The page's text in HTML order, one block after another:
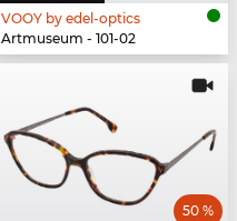
VOOY by edel-optics
Artmuseum - 101-02
50 %